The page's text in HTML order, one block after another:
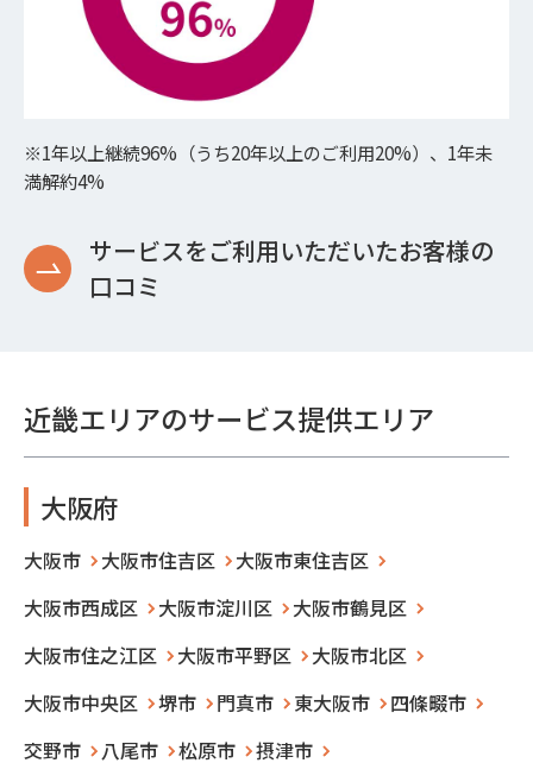
※1年以上継続96%（うち20年以上のご利用20%）、1年未
満解約4%
サービスをご利用いただいたお客様の
口コミ
近畿エリアのサービス提供エリア
大阪府
大阪市 大阪市住吉区
大阪市東住吉区
大阪市西成区
大阪市淀川区
大阪市鶴見区
大阪市住之江区
大阪市平野区
大阪市北区
大阪市中央区
堺市 門真市 東大阪市
四條畷市
交野市
八尾市 松原市 摂津市